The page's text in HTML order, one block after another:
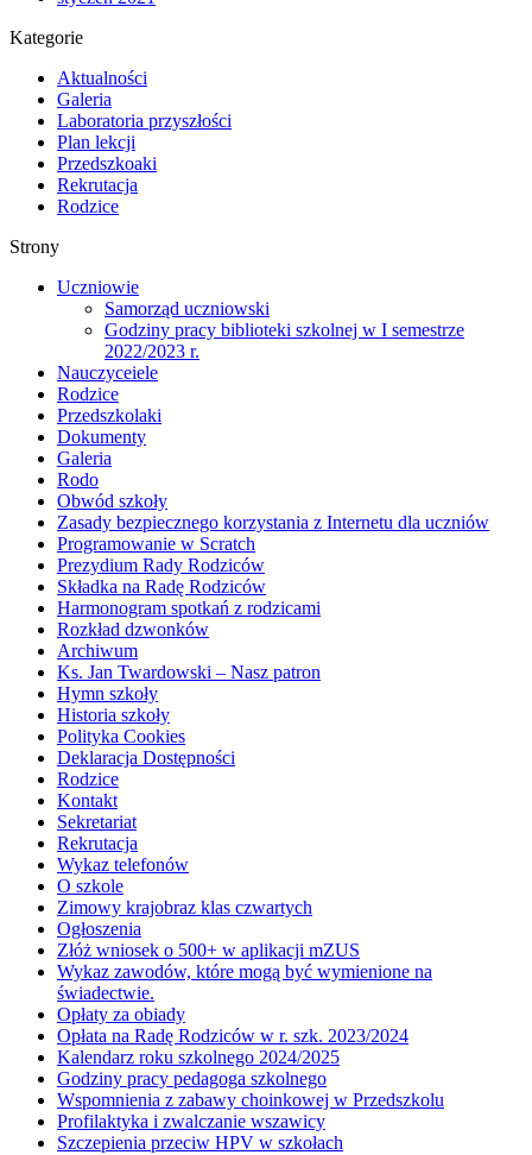
Kategorie
Aktualności
Galeria
Laboratoria przyszłości
Plan lekcji
Przedszkoaki
Rekrutacja
Rodzice
Strony
Uczniowie
Samorząd uczniowski
Godziny pracy biblioteki szkolnej w I semestrze
2022/2023 r.
Nauczyceiele
Rodzice
Przedszkolaki
Dokumenty
Galeria
Rodo
Obwód szkoły
Zasady bezpiecznego korzystania z Internetu dla uczniów
Programowanie w Scratch
Prezydium Rady Rodziców
Składka na Radę Rodziców
Harmonogram spotkań z rodzicami
Rozkład dzwonków
Archiwum
Ks. Jan Twardowski – Nasz patron
Hymn szkoły
Historia szkoły
Polityka Cookies
Deklaracja Dostępności
Rodzice
Kontakt
Sekretariat
Rekrutacja
Wykaz telefonów
O szkole
Zimowy krajobraz klas czwartych
Ogłoszenia
Złóż wniosek o 500+ w aplikacji mZUS
Wykaz zawodów, które mogą być wymienione na
świadectwie.
Opłaty za obiady
Opłata na Radę Rodziców w r. szk. 2023/2024
Kalendarz roku szkolnego 2024/2025
Godziny pracy pedagoga szkolnego
Wspomnienia z zabawy choinkowej w Przedszkolu
Profilaktyka i zwalczanie wszawicy
Szczepienia przeciw HPV w szkołach